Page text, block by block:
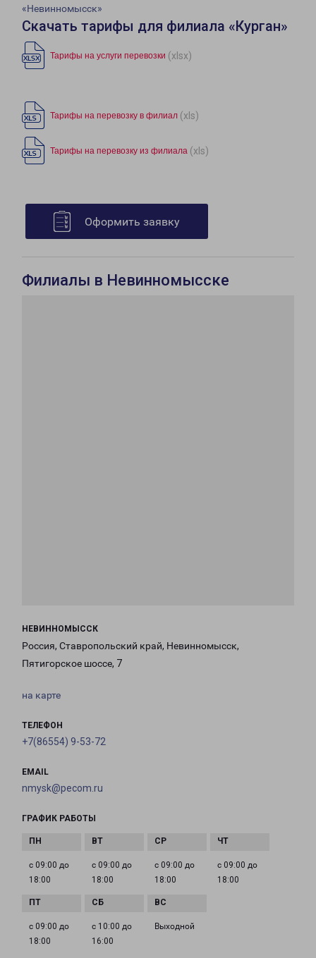
«Невинномысск»
Скачать тарифы для филиала «Курган»
Тарифы на услуги перевозки (xlsx)
Тарифы на перевозку в филиал (xls)
Тарифы на перевозку из филиала (xls)
Оформить заявку
Филиалы в Невинномысске
НЕВИННОМЫССК
Россия, Ставропольский край, Невинномысск,
Пятигорское шоссе, 7
на карте
ТЕЛЕФОН
+7(86554) 9-53-72
EMAIL
nmysk@pecom.ru
ГРАФИК РАБОТЫ
с 09:00 до
18:00
с 09:00 до
18:00
с 09:00 до
18:00
с 09:00 до
18:00
с 09:00 до
18:00
с 10:00 до
16:00
Выходной